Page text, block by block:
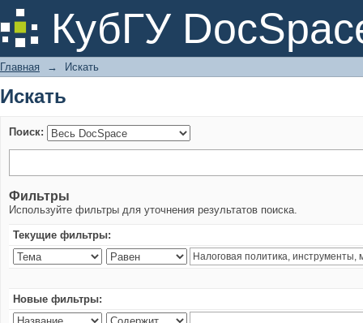
КубГУ
Искать
Главная → Искать
Искать
Поиск:
Фильтры
Используйте фильтры для уточнения результатов поиска.
Текущие фильтры:
Новые фильтры: